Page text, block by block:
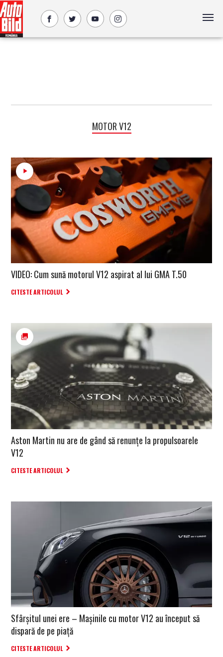
MOTOR V12
VIDEO: Cum sună motorul V12 aspirat al lui GMA T.50
CITESTE ARTICOLUL
Aston Martin nu are de gând să renunțe la propulsoarele
V12
CITESTE ARTICOLUL
Sfârșitul unei ere – Mașinile cu motor V12 au început să
dispară de pe piață
CITESTE ARTICOLUL